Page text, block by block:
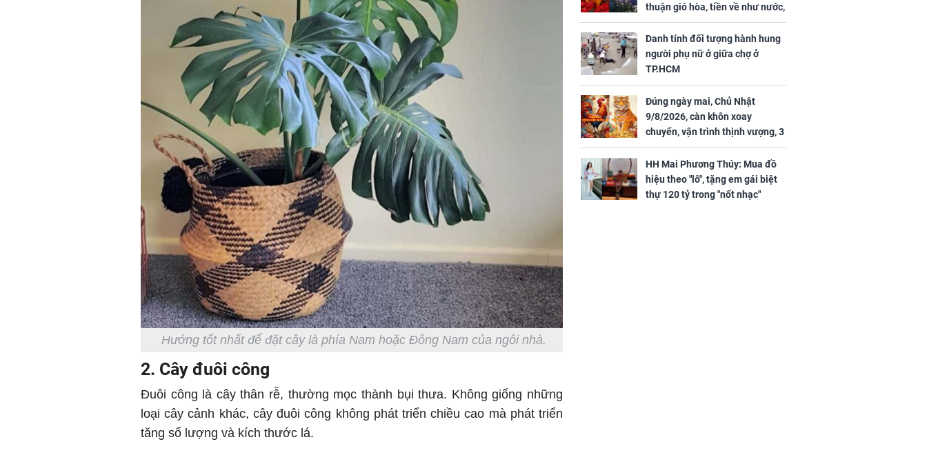
Hướng tốt nhất để đặt cây là phía Nam hoặc Đông Nam của ngôi nhà.
2. Cây đuôi công
Đuôi công là cây thân rễ, thường mọc thành bụi thưa. Không giống những
loại cây cảnh khác, cây đuôi công không phát triển chiều cao mà phát triển
tăng số lượng và kích thước lá.
Trong 4 ngày cuối
tháng 6 âm lịch, 3 con
giáp vượng phát Tài
Lộc, Phú Quý trăm bề,
đổi mệnh Phượng
Hoàng, ôm trọn cơ
ngơi đồ sộ
thuận gió hòa, tiền về như nước,
bạc vàng dư dả, Phú Quý Vinh
Hoa, vận trình khai sáng
Danh tính đối tượng hành hung
người phụ nữ ở giữa chợ ở
TP.HCM
Đúng ngày mai, Chủ Nhật
9/8/2026, càn khôn xoay
chuyển, vận trình thịnh vượng, 3
con giáp nhận phúc khí nhà trời,
tình tiền đỏ như son, vận may
hanh thông
HH Mai Phương Thúy: Mua đồ
hiệu theo "lô", tặng em gái biệt
thự 120 tỷ trong "nốt nhạc"